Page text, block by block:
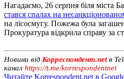
Нагадаємо, 26 серпня біля міста
стався спалах на
на лісосмугу. Пожежа була
Прокуратура відкрила справу за
Новини від Корреспондент.netв
канал https://t.me/korrespondentnet
Читайте Korrespondent.net в